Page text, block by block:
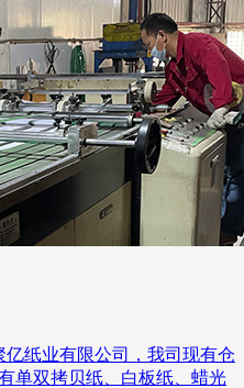
纸业有限公司，我司现有仓
单双拷贝纸、白板纸、蜡光